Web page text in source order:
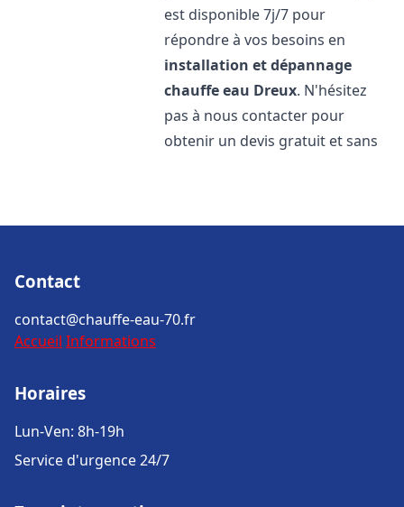
est disponible 7j/7 pour
répondre à vos besoins en
installation et dépannage
chauffe eau Dreux. N'hésitez
pas à nous contacter pour
obtenir un devis gratuit et sans
Contact
contact@chauffe-eau-70.fr
Accueil Informations
Horaires
Lun-Ven: 8h-19h
Service d'urgence 24/7